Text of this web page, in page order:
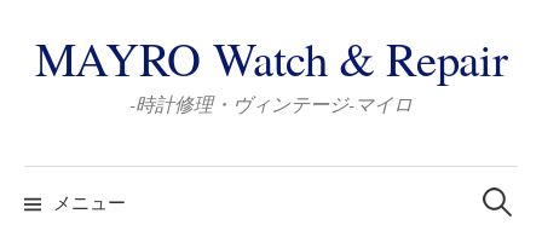
ン
テ
ス
MAYRO Watch & Repair
-時計修理・ヴィンテージ-マイロ
メニュー
検
索: